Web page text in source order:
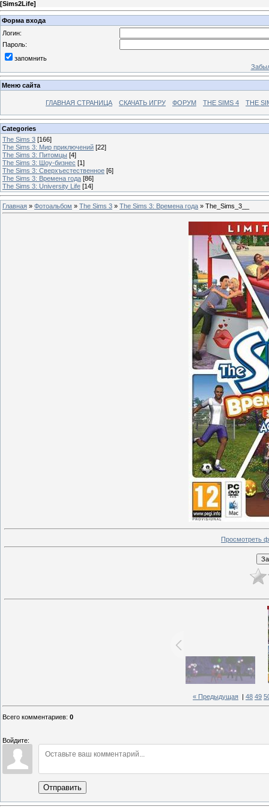
[Sims2Life]
Форма входа
Логин:
Пароль:
запомнить
Меню сайта
ГЛАВНАЯ СТРАНИЦА СКАЧАТЬ ИГРУ ФОРУМ THE SIMS 4 THE
Categories
The Sims 3 [166]
The Sims 3: Мир приключений [22]
The Sims 3: Питомцы [4]
The Sims 3: Шоу-бизнес [1]
The Sims 3: Сверхъестественное [6]
The Sims 3: Времена года [86]
The Sims 3: University Life [14]
Главная » Фотоальбом » The Sims 3 » The Sims 3: Времена года » The_Sims_3__
Просмотреть
« Предыдущая 48 49
Всего комментариев: 0
Войдите:
Отправить